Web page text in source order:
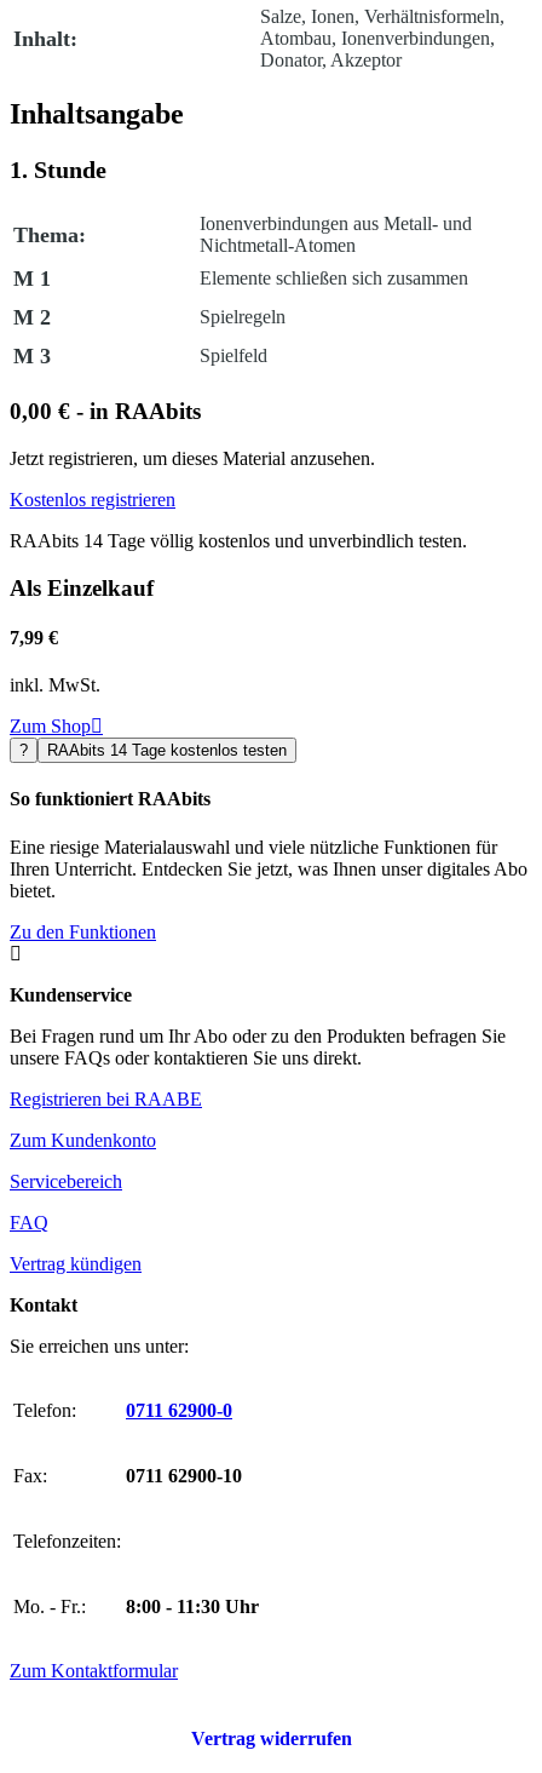
Inhalt:
Salze, Ionen, Verhältnisformeln,
Atombau, Ionenverbindungen,
Donator, Akzeptor
Inhaltsangabe
1. Stunde
Thema:
Ionenverbindungen aus Metall- und
Nichtmetall-Atomen
M 1 Elemente schließen sich zusammen
M 2 Spielregeln
M 3 Spielfeld
0,00 € - in RAAbits
Jetzt registrieren, um dieses Material anzusehen.
Kostenlos registrieren
RAAbits 14 Tage völlig kostenlos und unverbindlich testen.
Als Einzelkauf
7,99 €
inkl. MwSt.
Zum Shop
? RAAbits 14 Tage kostenlos testen
So funktioniert RAAbits
Eine riesige Materialauswahl und viele nützliche Funktionen für
Ihren Unterricht. Entdecken Sie jetzt, was Ihnen unser digitales Abo
bietet.
Zu den Funktionen

Kundenservice
Bei Fragen rund um Ihr Abo oder zu den Produkten befragen Sie
unsere FAQs oder kontaktieren Sie uns direkt.
Registrieren bei RAABE
Zum Kundenkonto
Servicebereich
FAQ
Vertrag kündigen
Kontakt
Sie erreichen uns unter:
Telefon: 0711 62900-0
Fax: 0711 62900-10
Telefonzeiten:
Mo. - Fr.: 8:00 - 11:30 Uhr
Zum Kontaktformular
Vertrag widerrufen